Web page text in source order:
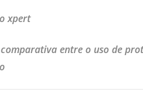
xpert
entre o uso de